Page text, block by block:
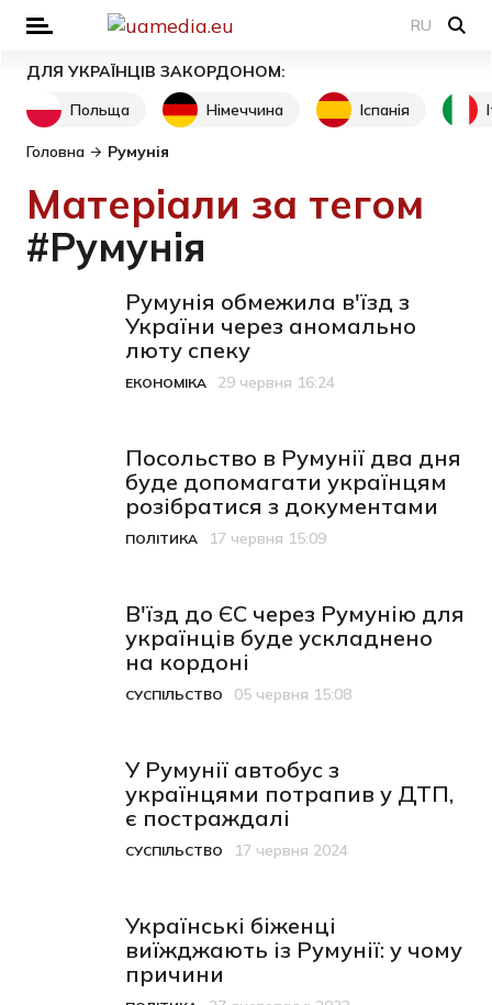
RU
ДЛЯ УКРАЇНЦІВ ЗАКОРДОНОМ:
Польща
Німеччина Іспанія
Головна Румунія
Матеріали за тегом
#Румунія
Румунія обмежила в'їзд з
України через аномально
люту спеку
Категорія
ЕКОНОМІКА
Дата публікації
29 червня 16:24
Посольство в Румунії два дня
буде допомагати українцям
розібратися з документами
Категорія
ПОЛІТИКА
Дата публікації
17 червня 15:09
В'їзд до ЄС через Румунію для
українців буде ускладнено
на кордоні
Категорія
СУСПІЛЬСТВО
Дата публікації05 червня 15:08
У Румунії автобус з
українцями потрапив у ДТП,
є постраждалі
Категорія
СУСПІЛЬСТВО
Дата публікації17 червня 2024
Українські біженці
виїжджають із Румунії: у чому
причини